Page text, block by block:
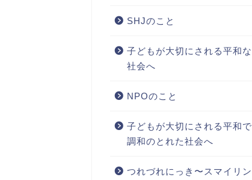
SHJのこと
子どもが大切にされる平和な
社会へ
NPOのこと
子どもが大切にされる平和で
調和のとれた社会へ
つれづれにっき〜スマイリン